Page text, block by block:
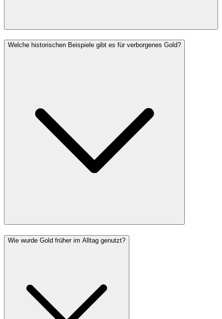
Welche historischen Beispiele gibt es für verborgenes Gold?
Wie wurde Gold früher im Alltag genutzt?